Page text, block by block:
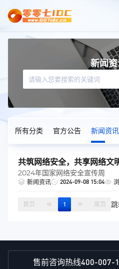
新闻
所有分类 官方公告 新闻资讯
共筑网络安全，共享网络文
2024年国家网络安全宣传周
新闻资讯 2024-09-08 15:04
首页 1 尾页
售前咨询热线400-007-